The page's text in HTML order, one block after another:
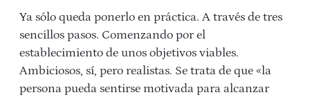
Ya sólo queda ponerlo en práctica. A través de tres
sencillos pasos. Comenzando por el
establecimiento de unos objetivos viables.
Ambiciosos, sí, pero realistas. Se trata de que «la
persona pueda sentirse motivada para alcanzar